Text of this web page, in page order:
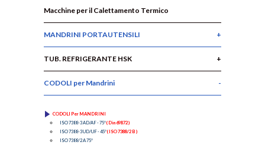
Macchine per il Calettamento Termico
MANDRINI PORTAUTENSILI
TUB. REFRIGERANTE HSK
CODOLI per Mandrini
CODOLI Per MANDRINI
ISO 7388-3 AD/AF - 75°( Din 69872 )
ISO 7388-3 UD/UF - 45°( ISO 7388/2 B )
ISO 7388/2 A 75°